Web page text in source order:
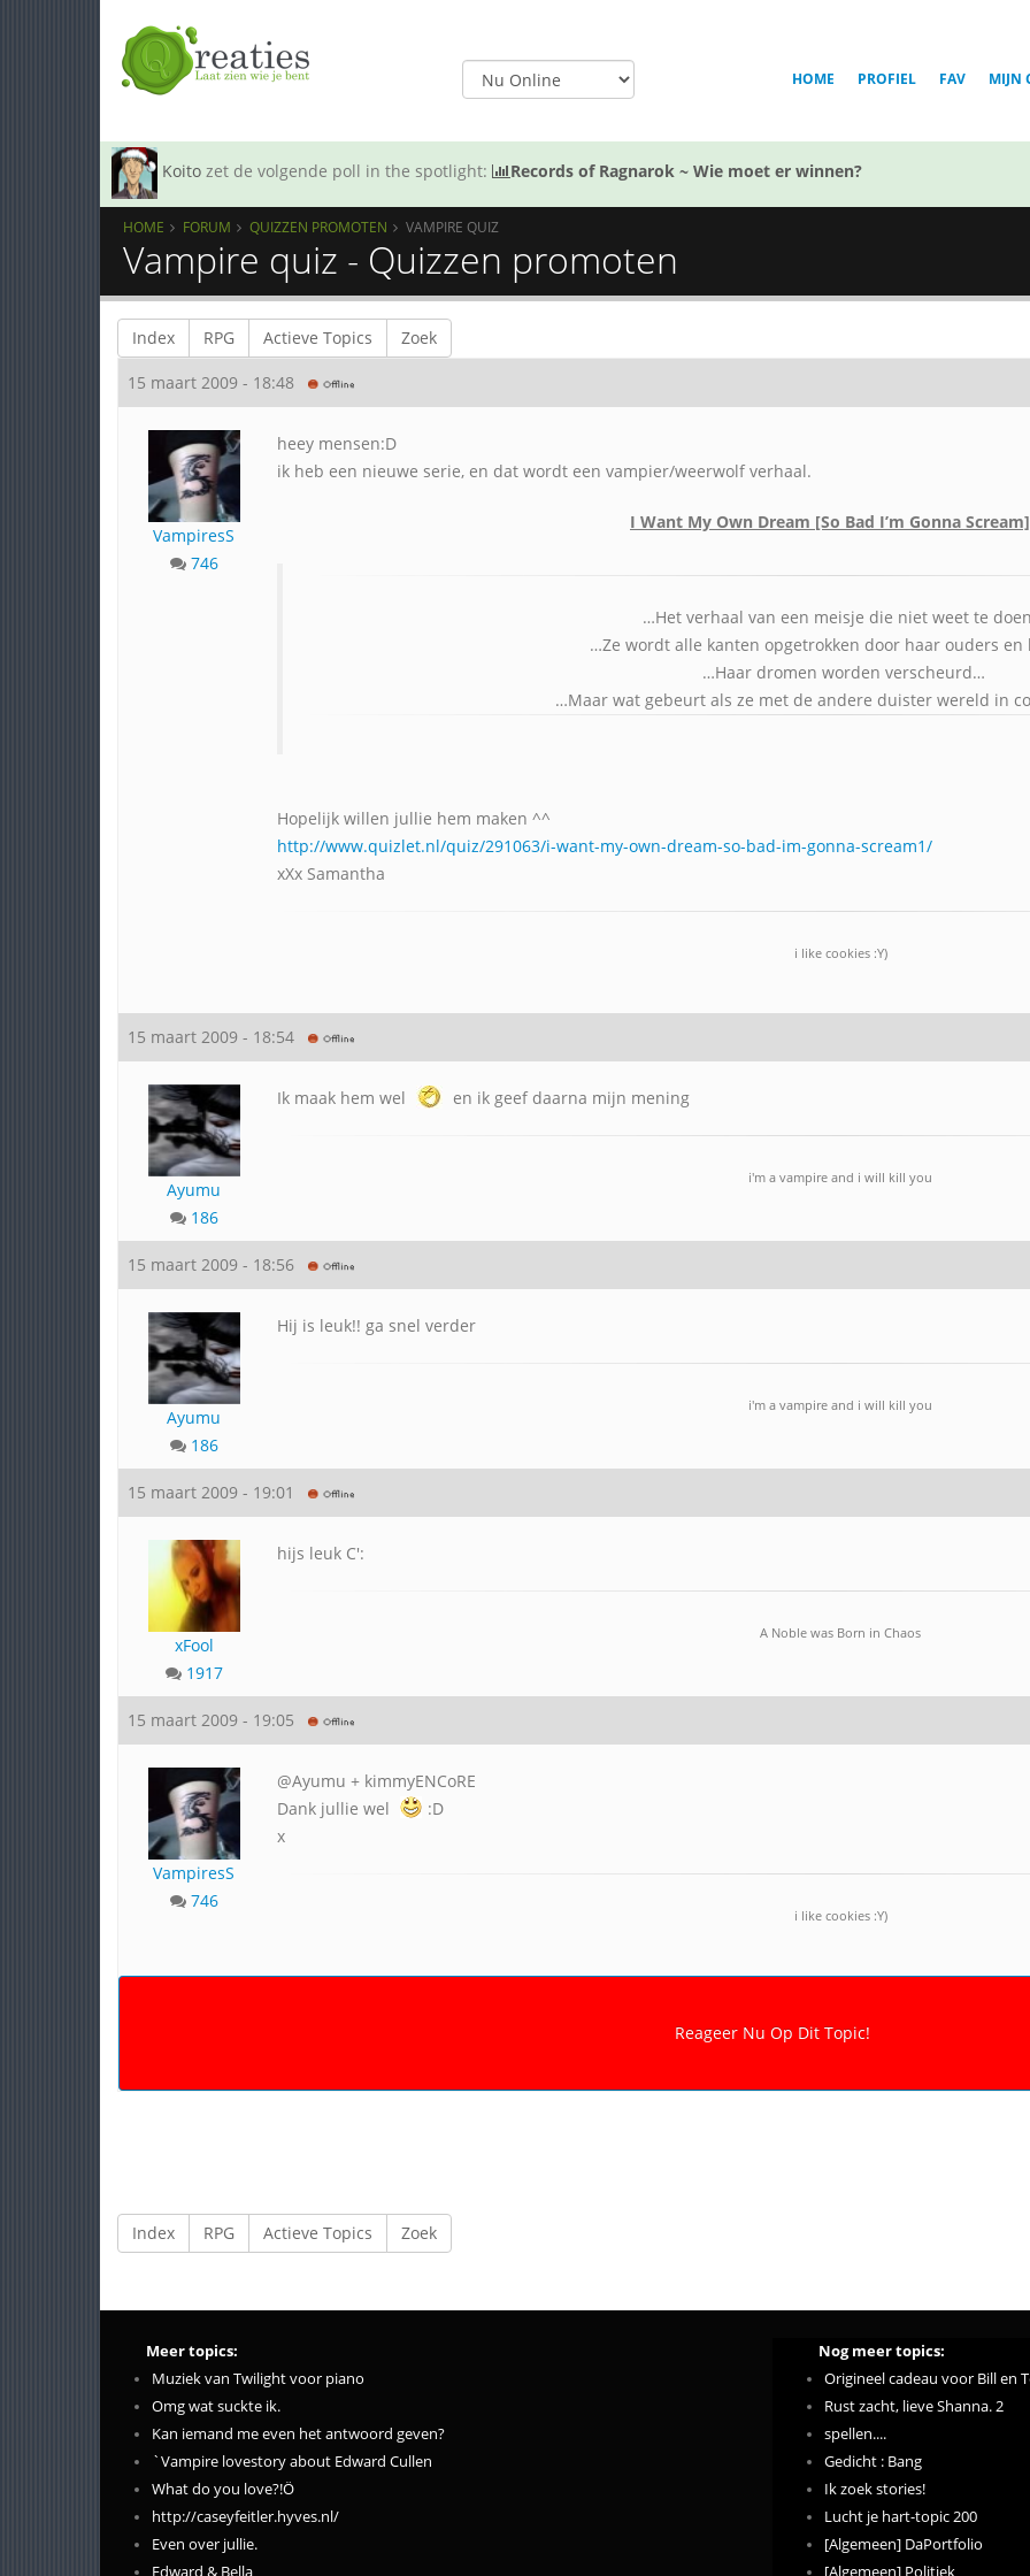
HOME PROFIEL FAV MIJN
Koito zet de volgende poll in the spotlight: Records of Ragnarok ~ Wie moet er winnen?
HOME FORUM QUIZZEN PROMOTEN VAMPIRE QUIZ
Vampire quiz - Quizzen promoten
Index RPG Actieve Topics Zoek
15 maart 2009 - 18:48
VampiresS
746
heey mensen:D
ik heb een nieuwe serie, en dat wordt een vampier/weerwolf verhaal.
I Want My Own Dream [So Bad I’m Gonna
…Het verhaal van een meisje die niet weet te
…Ze wordt alle kanten opgetrokken door haar ouders
…Haar dromen worden verscheurd…
…Maar wat gebeurt als ze met de andere duister wereld in
Hopelijk willen jullie hem maken ^^
http://www.quizlet.nl/quiz/291063/i-want-my-own-dream-so-bad-im-gonna-scream1/
xXx Samantha
i like cookies :Y)
15 maart 2009 - 18:54
Ayumu
186
Ik maak hem wel en ik geef daarna mijn mening
i'm a vampire and i will kill you
15 maart 2009 - 18:56
Ayumu
186
Hij is leuk!! ga snel verder
i'm a vampire and i will kill you
15 maart 2009 - 19:01
xFool
1917
hijs leuk C':
A Noble was Born in Chaos
15 maart 2009 - 19:05
VampiresS
746
@Ayumu + kimmyENCoRE
Dank jullie wel
:D
x
i like cookies :Y)
Index RPG Actieve Topics Zoek
Meer topics:
Muziek van Twilight voor piano
Omg wat suckte ik.
Kan iemand me even het antwoord geven?
`Vampire lovestory about Edward Cullen
What do you love?!Ö
http://caseyfeitler.hyves.nl/
Even over jullie.
Edward & Bella
Nog meer topics:
Origineel cadeau voor Bill en
Rust zacht, lieve Shanna. 2
spellen....
Gedicht : Bang
Ik zoek stories!
Lucht je hart-topic 200
[Algemeen] DaPortfolio
[Algemeen] Politiek